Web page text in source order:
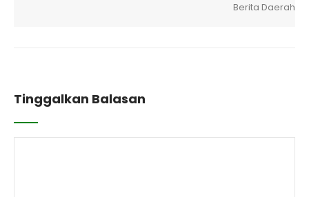
Berita Daerah
Tinggalkan Balasan